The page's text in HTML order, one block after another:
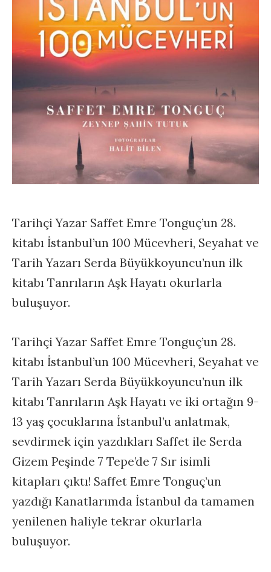
Tarihçi Yazar Saffet Emre Tonguç’un 28.
kitabı İstanbul’un 100 Mücevheri, Seyahat ve
Tarih Yazarı Serda Büyükkoyuncu’nun ilk
kitabı Tanrıların Aşk Hayatı okurlarla
buluşuyor.
Tarihçi Yazar Saffet Emre Tonguç’un 28.
kitabı İstanbul’un 100 Mücevheri, Seyahat ve
Tarih Yazarı Serda Büyükkoyuncu’nun ilk
kitabı Tanrıların Aşk Hayatı ve iki ortağın 9-
13 yaş çocuklarına İstanbul’u anlatmak,
sevdirmek için yazdıkları Saffet ile Serda
Gizem Peşinde 7 Tepe’de 7 Sır isimli
kitapları çıktı! Saffet Emre Tonguç’un
yazdığı Kanatlarımda İstanbul da tamamen
yenilenen haliyle tekrar okurlarla
buluşuyor.